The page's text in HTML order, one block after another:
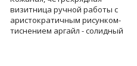
визитница ручной работы с
аристократичным рисунком-
тиснением аргайл - солидный